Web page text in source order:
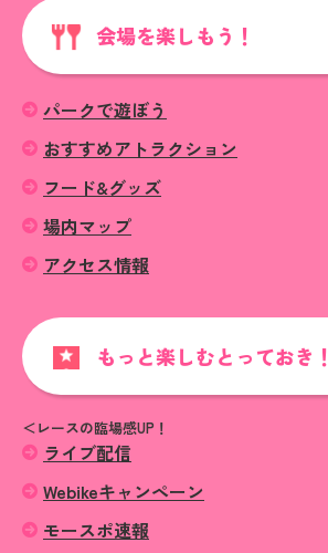
会場を楽しもう！
パークで遊ぼう
おすすめアトラクション
フード&グッズ
場内マップ
アクセス情報
もっと楽しむとっておき！
ライブ配信
＜レースの臨場感UP！
Webikeキャンペーン
モースポ速報